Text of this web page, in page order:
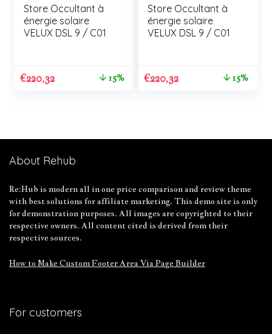
Store Occultant à
énergie solaire
VELUX DSL 9 / C01
€220,32 15%
Store Occultant à
énergie solaire
VELUX DSL 9 / C01
€220,32 15%
About Rehub
Re:Hub is modern all in one price comparison and review theme
with best solutions for affiliate marketing. This demo site is only
for demonstration purposes. All images are copyrighted to their
respective owners. All content cited is derived from their
respective sources.
How to Make Custom Footer Area Via Page Builder
For customers